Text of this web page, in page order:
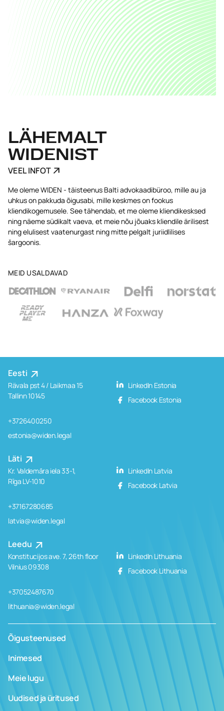
LÄHEMALT
WIDENIST
VEEL INFOT
Me oleme WIDEN - täisteenus Balti advokaadibüroo, mille au ja
uhkus on pakkuda õigusabi, mille keskmes on fookus
kliendikogemusele. See tähendab, et me oleme kliendikesksed
ning näeme südikalt vaeva, et meie nõu jõuaks kliendile ärilisest
ning elulisest vaatenurgast ning mitte pelgalt juriidlilises
šargoonis.
MEID USALDAVAD
Eesti
Rävala pst 4 / Laikmaa 15
Tallinn 10145
+3726400250
estonia@widen.legal
LinkedIn Estonia
Facebook Estonia
Läti
Kr. Valdemāra iela 33-1,
Rīga LV-1010
+37167280685
latvia@widen.legal
LinkedIn Latvia
Facebook Latvia
Leedu
Konstitucijos ave. 7, 26th floor
Vilnius 09308
+37052487670
lithuania@widen.legal
LinkedIn Lithuania
Facebook Lithuania
Õigusteenused
Inimesed
Meie lugu
Uudised ja üritused